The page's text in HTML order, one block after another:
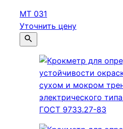
МТ 031
Уточнить цену